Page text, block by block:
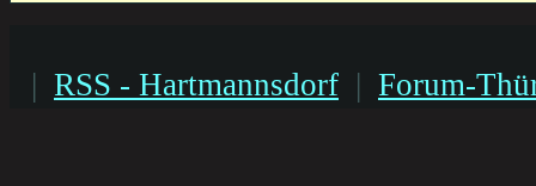
| RSS - Hartmannsdorf | Forum-